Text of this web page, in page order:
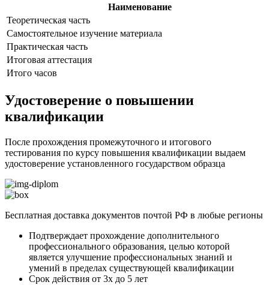
Наименование
Теоретическая часть
Самостоятельное изучение материала
Практическая часть
Итоговая аттестация
Итого часов
Удостоверение о повышении
квалификации
После прохождения промежуточного и итогового
тестирования по курсу повышения квалификации выдаем
удостоверение установленного государством образца
Бесплатная доставка документов почтой РФ в любые регионы
Подтверждает прохождение дополнительного
профессионального образования, целью которой
является улучшение профессиональных знаний и
умений в пределах существующей квалификации
Срок действия от 3х до 5 лет